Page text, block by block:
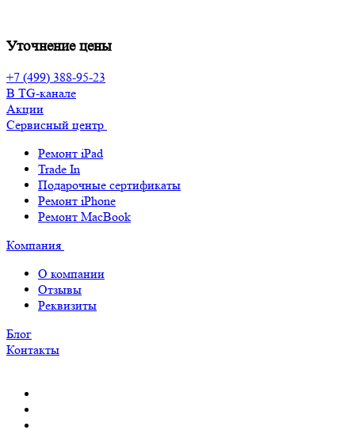
Уточнение цены
+7 (499) 388-95-23
В TG-канале
Акции
Сервисный центр
Ремонт iPad
Trade In
Подарочные сертификаты
Ремонт iPhone
Ремонт MacBook
Компания
О компании
Отзывы
Реквизиты
Блог
Контакты